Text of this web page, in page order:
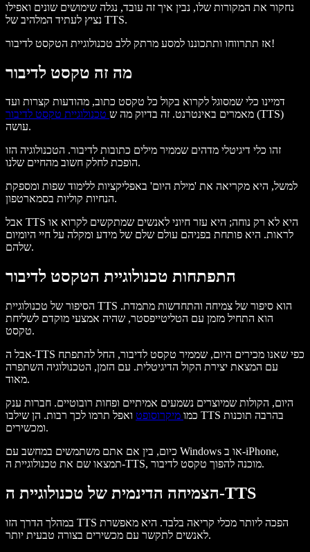
נחקור את המקורות שלו, נבין איך זה עובד, נגלה שימושים שונים ואפילו
נציץ לעתיד המלהיב של TTS.
אז תתרווחו ותתכוננו למסע מרתק ללב טכנולוגיית הטקסט לדיבור!
מה זה טקסט לדיבור
דמיינו כלי שמסוגל לקרוא בקול כל טקסט כתוב, מהודעות קצרות ועד
מאמרים באינטרנט. זה בדיוק מה ש טכנולוגיית טקסט לדיבור
(TTS)
עושה.
זהו כלי דיגיטלי מדהים שממיר מילים כתובות לדיבור. הטכנולוגיה הזו
הופכת לחלק חשוב מהחיים שלנו.
למשל, היא מקריאה את 'מילת היום' באפליקציות ללימוד שפות ומספקת
הנחיות קוליות בסמארטפון.
אבל TTS היא לא רק נוחה; היא עזר חיוני לאנשים שמתקשים לקרוא או
לראות. היא פותחת בפניהם עולם שלם של מידע ומקלה על חיי היומיום
שלהם.
התפתחות טכנולוגיית הטקסט לדיבור
הסיפור של טכנולוגיית TTS הוא סיפור של צמיחה והתחדשות מתמדת.
הוא התחיל מזמן עם הטליטייפסטר, שהיה אמצעי מוקדם לשליחת
טקסט.
אבל ה-TTS כפי שאנו מכירים היום, שממיר טקסט לדיבור, החל להתפתח
עם המצאת יצירת הקול הדיגיטלית. עם הזמן, הטכנולוגיה השתפרה
מאוד.
היום, הקולות שמיוצרים נשמעים אמיתיים ופחות רובוטיים. חברות ענק
כמו מיקרוסופט ואפל תרמו לכך רבות. הן שילבו TTS בהרבה תוכנות
ומכשירים.
כיום, בין אם אתם משתמשים במחשב עם Windows או ב-iPhone,
תמצאו שם את טכנולוגיית ה-TTS, מוכנה להפוך טקסט לדיבור.
הצמיחה הדינמית של טכנולוגיית ה-TTS
במהלך הדרך הזו TTS הפכה ליותר מכלי קריאה בלבד. היא מאפשרת
לאנשים לתקשר עם מכשירים בצורה טבעית יותר.